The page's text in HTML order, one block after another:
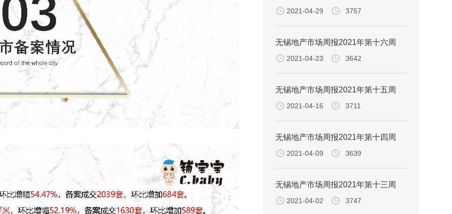
2021-04-29 3757
无锡地产市场周报2021年第十六周
2021-04-23 3642
无锡地产市场周报2021年第十五周
2021-04-16 3711
无锡地产市场周报2021年第十四周
2021-04-09 3639
无锡地产市场周报2021年第十三周
2021-04-02 3747